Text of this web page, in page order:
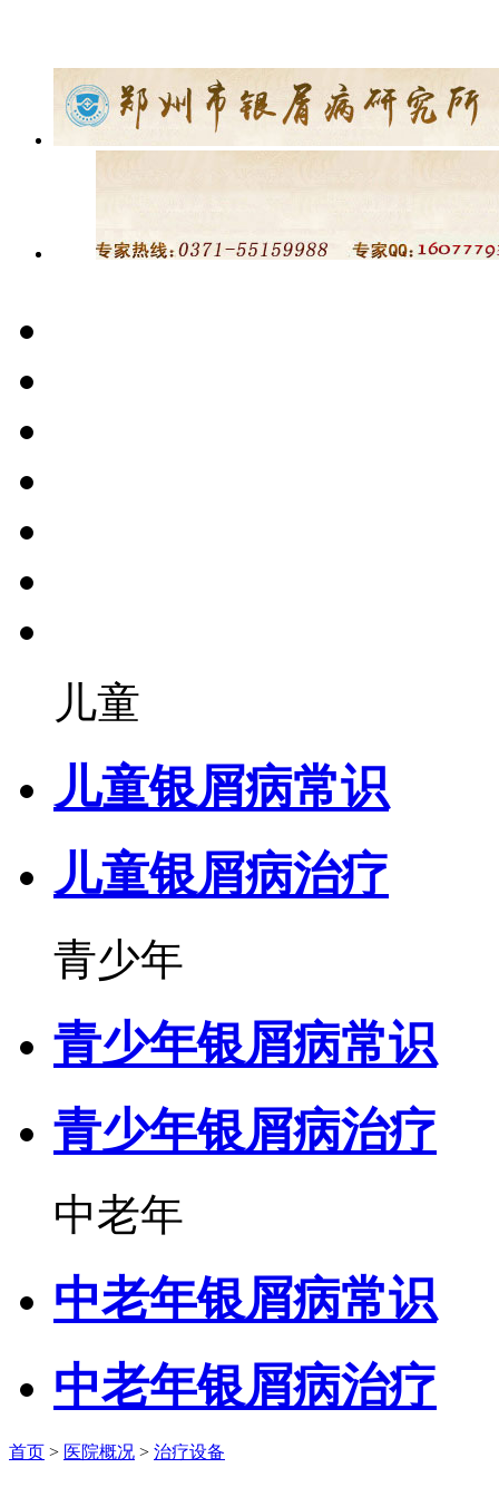
儿童
儿童银屑病常识
儿童银屑病治疗
青少年
青少年银屑病常识
青少年银屑病治疗
中老年
中老年银屑病常识
中老年银屑病治疗
首页 > 医院概况 > 治疗设备